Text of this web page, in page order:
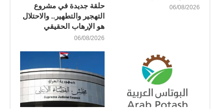
06/08/2026
حلقة جديدة في مشروع
التهجير والتطهير.. والاحتلال
هو الإرهاب الحقيقي
06/08/2026